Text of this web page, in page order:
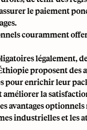
le paiement
couramment
légalement,
proposent des
pour enrichir leur
la
avantages
industrielles et les